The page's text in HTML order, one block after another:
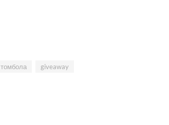
томбола
giveaway